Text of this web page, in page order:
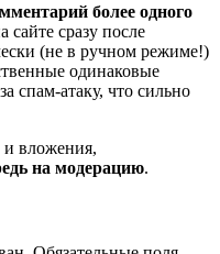
более одного
сайте сразу после
(не в ручном режиме!)
одинаковые
спам-атаку, что сильно
вложения,
на модерацию.